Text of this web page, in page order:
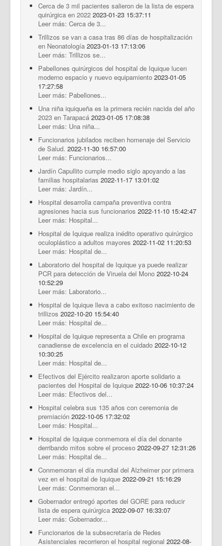
Cerca de 3 mil pacientes salieron de la lista de espera
quirúrgica en 2022 2023-01-23 15:37:11
Leer más: Cerca de 3...
Trillizos se van a casa tras 86 días de hospitalización
en Neonatología 2023-01-13 17:13:06
Leer más: Trillizos se...
Pabellones quirúrgicos del hospital de Iquique lucen
moderno espacio y nuevo equipamiento 2023-01-05
17:27:58
Leer más: Pabellones...
Una niña iquiqueña es la primera recién nacida del año
2023 en Tarapacá 2023-01-05 17:08:38
Leer más: Una niña...
Funcionarios jubilados reciben homenaje del Servicio
de Salud. 2022-11-30 16:57:00
Leer más: Funcionarios...
Jardín Capullito cumple medio siglo apoyando a las
familias hospitalarias 2022-11-17 13:01:02
Leer más: Jardín...
Hospital desarrolla campaña preventiva contra
agresiones hacia sus funcionarios 2022-11-10 15:42:47
Leer más: Hospital...
Hospital de Iquique realiza inédito operativo quirúrgico
oculoplástico a adultos mayores 2022-11-02 11:20:53
Leer más: Hospital de...
Laboratorio del hospital de Iquique ya puede realizar
PCR para detección de Viruela del Mono 2022-10-24
10:52:29
Leer más: Laboratorio...
Hospital de Iquique lleva a cabo exitoso nacimiento de
trillizos 2022-10-20 15:54:40
Leer más: Hospital de...
Hospital de Iquique representa a Chile en programa
canadiense de excelencia en el cuidado 2022-10-12
10:30:25
Leer más: Hospital de...
Efectivos del Ejército realizaron aporte solidario a
pacientes del Hospital de Iquique 2022-10-06 10:37:24
Leer más: Efectivos del...
Hospital celebra sus 135 años con ceremonia de
premiación 2022-10-05 17:32:02
Leer más: Hospital...
Hospital de Iquique conmemora el día del donante
derribando mitos sobre el proceso 2022-09-27 12:31:26
Leer más: Hospital de...
Conmemoran el día mundial del Alzheimer por primera
vez en el hospital de Iquique 2022-09-21 15:16:29
Leer más: Conmemoran el...
Gobernador entregó aportes del GORE para reducir
lista de espera quirúrgica 2022-09-07 16:33:07
Leer más: Gobernador...
Funcionarios de la subsecretaría de Redes
Asistenciales recorrieron el hospital regional 2022-08-